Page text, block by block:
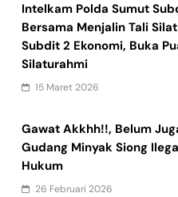
Intelkam Polda Sumut
Bersama Menjalin Tali
Subdit 2 Ekonomi, Buka
Silaturahmi
15 Maret 2026
Gawat Akkhh!!, Belum
Gudang Minyak Siong
Hukum
26 Februari 2026